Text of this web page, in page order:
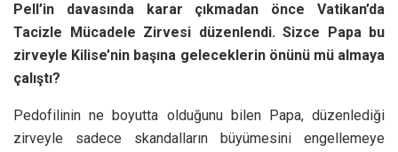
Pell’in davasında karar çıkmadan önce Vatikan’da
Tacizle Mücadele Zirvesi düzenlendi. Sizce Papa bu
zirveyle Kilise’nin başına geleceklerin önünü mü almaya
çalıştı?
Pedofilinin ne boyutta olduğunu bilen Papa, düzenlediği
zirveyle sadece skandalların büyümesini engellemeye